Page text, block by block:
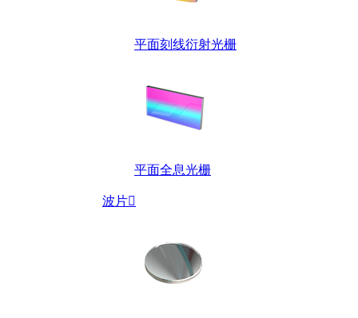
平面刻线衍射光栅
平面全息光栅
波片